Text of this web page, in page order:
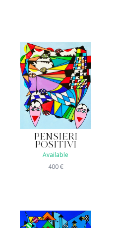
PENSIERI
POSITIVI
Available
400€